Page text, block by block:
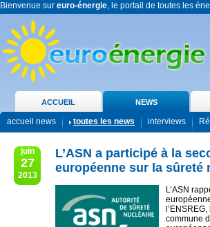
Bienvenue sur euro-énergie, le portail de toutes les
ACCUEIL NEWS
accueil news toutes les news interviews
juin
27
2013
L’ASN a participé à la
européenne sur la sûreté
L’ASN
commune